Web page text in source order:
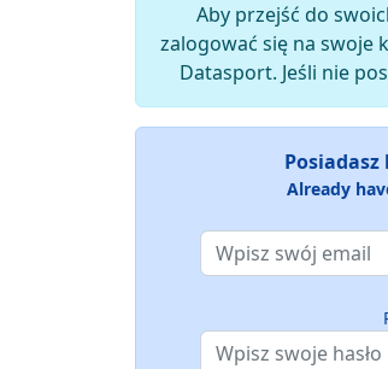
Aby przejść do
zalogować się na swoje
Datasport. Jeśli nie
Already